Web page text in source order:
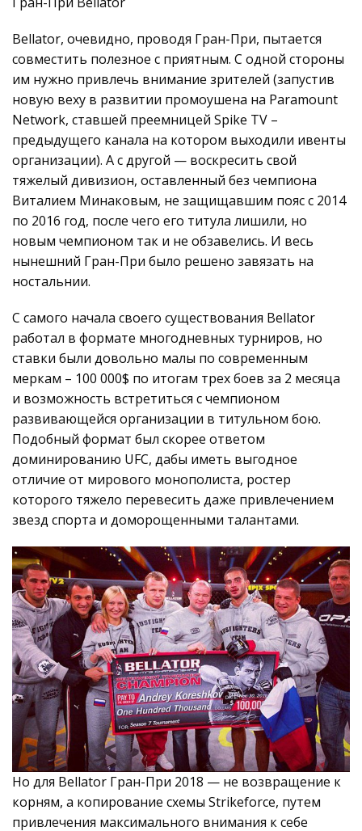
Bellator, очевидно, проводя Гран-При, пытается
совместить полезное с приятным. С одной стороны
им нужно привлечь внимание зрителей (запустив
новую веху в развитии промоушена на Paramount
Network, ставшей преемницей Spike TV –
предыдущего канала на котором выходили ивенты
организации). А с другой — воскресить свой
тяжелый дивизион, оставленный без чемпиона
Виталием Минаковым, не защищавшим пояс с 2014
по 2016 год, после чего его титула лишили, но
новым чемпионом так и не обзавелись. И весь
нынешний Гран-При было решено завязать на
ностальнии.
C самого начала своего существования Bellator
работал в формате многодневных турниров, но
ставки были довольно малы по современным
меркам – 100 000$ по итогам трех боев за 2 месяца
и возможность встретиться с чемпионом
развивающейся организации в титульном бою.
Подобный формат был скорее ответом
доминированию UFC, дабы иметь выгодное
отличие от мирового монополиста, ростер
которого тяжело перевесить даже привлечением
звезд спорта и доморощенными талантами.
Но для Bellator Гран-При 2018 — не возвращение к
корням, а копирование схемы Strikeforce, путем
привлечения максимального внимания к себе